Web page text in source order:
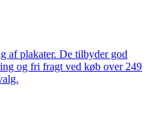
af plakater. De tilbyder god
og fri fragt ved køb over 249